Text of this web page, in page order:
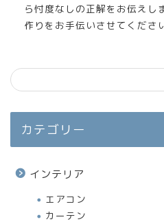
ら忖度なしの正解をお伝えし
作りをお手伝いさせてくださ
カテゴリー
インテリア
エアコン
カーテン